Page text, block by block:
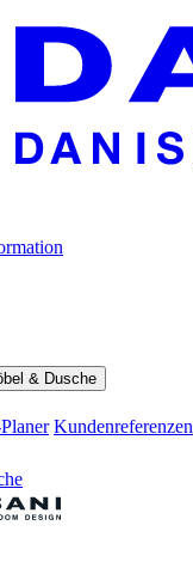
& Dusche
Kundenreferenzen